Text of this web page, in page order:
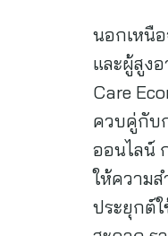
นอกเหนื
และผู้สูง
Care
ควบคู่กับ
ออนไลน์
ให้ความ
ประยุกต์